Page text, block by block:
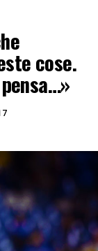
cose.